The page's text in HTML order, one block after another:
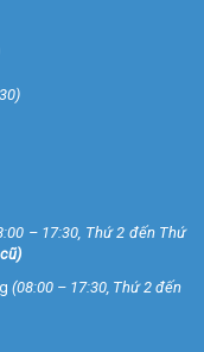
– 17:30, Thứ 2 đến Thứ
(08:00 – 17:30, Thứ 2 đến